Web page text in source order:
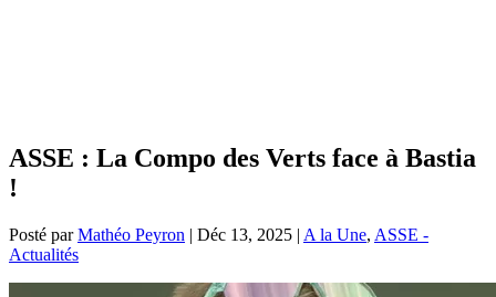
ASSE : La Compo des Verts face à Bastia
!
Posté parMathéo Peyron | Déc 13, 2025 | A la Une, ASSE -
Actualités